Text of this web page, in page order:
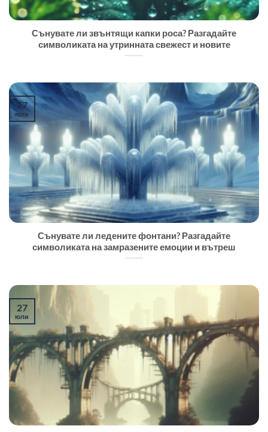
Сънувате ли звънтящи капки роса? Разгадайте
символиката на утринната свежест и новите
Сънувате ли ледените фонтани? Разгадайте
символиката на замразените емоции и вътреш
27
юли
27
юли